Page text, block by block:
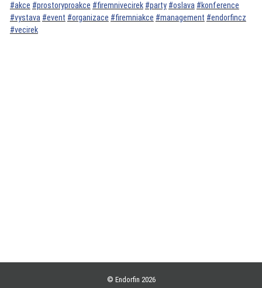
#akce #prostoryproakce #firemnivecirek #party #oslava #konference
#vystava #event #organizace #firemniakce #management #endorfincz
#vecirek
© Endorfin 2026